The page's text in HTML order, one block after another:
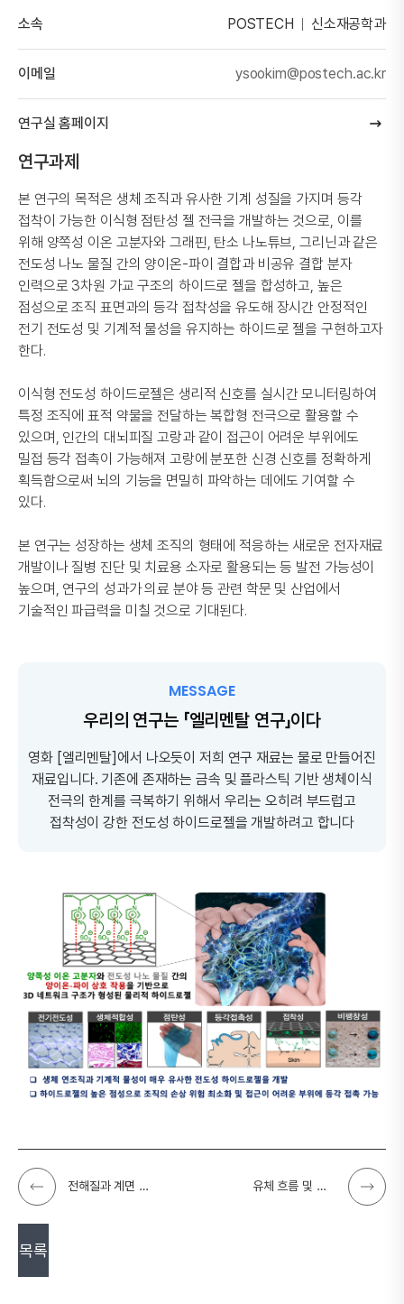
소속 POSTECH 신소재공학과
이메일 ysookim@postech.ac.kr
연구실 홈페이지
연구과제
본 연구의 목적은 생체 조직과 유사한 기계 성질을 가지며 등각
접착이 가능한 이식형 점탄성 젤 전극을 개발하는 것으로, 이를
위해 양쪽성 이온 고분자와 그래핀, 탄소 나노튜브, 그리닌과 같은
전도성 나노 물질 간의 양이온-파이 결합과 비공유 결합 분자
인력으로 3차원 가교 구조의 하이드로 젤을 합성하고, 높은
점성으로 조직 표면과의 등각 접착성을 유도해 장시간 안정적인
전기 전도성 및 기계적 물성을 유지하는 하이드로 젤을 구현하고자
한다.
이식형 전도성 하이드로젤은 생리적 신호를 실시간 모니터링하여
특정 조직에 표적 약물을 전달하는 복합형 전극으로 활용할 수
있으며, 인간의 대뇌피질 고랑과 같이 접근이 어려운 부위에도
밀접 등각 접촉이 가능해져 고랑에 분포한 신경 신호를 정확하게
획득함으로써 뇌의 기능을 면밀히 파악하는 데에도 기여할 수
있다.
본 연구는 성장하는 생체 조직의 형태에 적응하는 새로운 전자재료
개발이나 질병 진단 및 치료용 소자로 활용되는 등 발전 가능성이
높으며, 연구의 성과가 의료 분야 등 관련 학문 및 산업에서
기술적인 파급력을 미칠 것으로 기대된다.
MESSAGE
우리의 연구는 「엘리멘탈 연구」이다
영화 [엘리멘탈]에서 나오듯이 저희 연구 재료는 물로 만들어진
재료입니다. 기존에 존재하는 금속 및 플라스틱 기반 생체이식
전극의 한계를 극복하기 위해서 우리는 오히려 부드럽고
접착성이 강한 전도성 하이드로젤을 개발하려고 합니다
전해질과 계면 재편성화를 통한 고효율 듀얼이온전지 개발
목록
유체 흐름 및 진동 감지를 위한 고/액체 접합형 광학 콜로이드 개발